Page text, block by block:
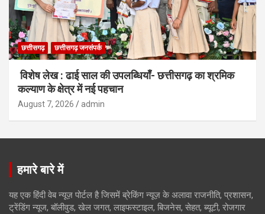
छत्तीसगढ़ छत्तीसगढ़ जनसंपर्क
विशेष लेख : ढाई साल की उपलब्धियाँ- छत्तीसगढ़ का श्रमिक
कल्याण के क्षेत्र में नई पहचान
August 7, 2026 admin
हमारे बारे में
यह एक हिंदी वेब न्यूज़ पोर्टल है जिसमें ब्रेकिंग न्यूज़ के अलावा राजनीति, प्रशासन,
ट्रेंडिंग न्यूज, बॉलीवुड, खेल जगत, लाइफस्टाइल, बिजनेस, सेहत, ब्यूटी, रोजगार